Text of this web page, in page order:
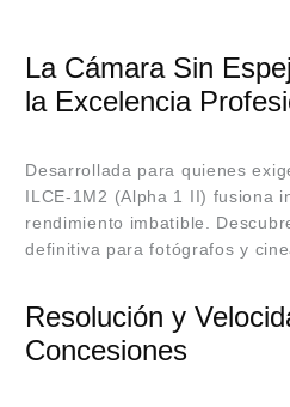
La Cámara Sin
la Excelencia
Desarrollada para quienes
ILCE-1M2 (Alpha 1 II) fusiona
rendimiento imbatible.
definitiva para fotógrafos y
Resolución y
Concesiones